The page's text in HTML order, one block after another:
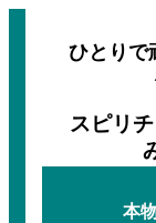
ひとりで
スピリ
本